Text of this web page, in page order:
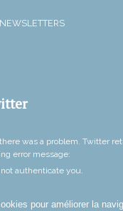
NEWSLETTERS
there was a problem. Twitter
error message:
authenticate you.
pour améliorer la